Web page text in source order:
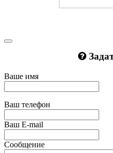
Ваше имя
Ваш телефон
Ваш E-mail
Сообщение